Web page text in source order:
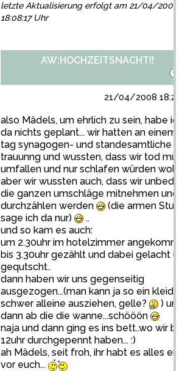
letzte Aktualisierung erfolgt am 21/04/2008
18:08:17 Uhr
AW:HOCHZEITSNACHT!!
21/04/2008
also Mädels, um ehrlich zu sein, habe
da nichts geplant... wir hatten an einem
tag synagogen- und standesamtliche
trauunng und wussten, dass wir tod
umfallen und nur schlafen würden
aber wir wussten auch, dass wir
die ganzen umschläge mitnehmen und
durchzählen werden
(die armen
sage ich da nur)
..
und so kam es auch:
um 2.30uhr im hotelzimmer
bis 3.30uhr gezählt und dabei gelacht
gequtscht..
dann haben wir uns gegenseitig
ausgezogen...(man kann ja so ein kleid
schwer alleine ausziehen, gelle?
)
dann ab die die wanne...schööön
naja und dann ging es ins bett..wo wir
12uhr durchgepennt haben... :)
ah Mädels, seit froh, ihr habt es alles
vor euch...